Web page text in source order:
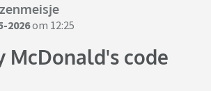
2026om 12:25
McDonald's code